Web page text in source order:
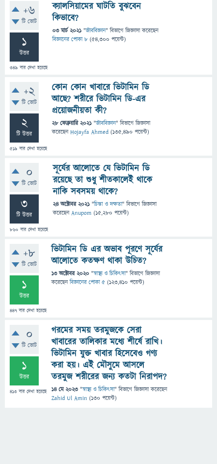
+6
টি ভোট
1
উত্তর
349 বার দেখা হয়েছে
ক্যালসিয়ামের ঘাটতি বুঝবেন
কিভাবে?
03 মার্চ 2021 "জীববিজ্ঞান" বিভাগে জিজ্ঞাসাকরেছেন
বিজ্ঞানের পোকা ৮ (54,300 পয়েন্ট)
+2
টি ভোট
2
টি উত্তর
519 বার দেখা হয়েছে
কোন কোন খাবারে ভিটামিন ডি
আছে? শরীরে ভিটামিন ডি-এর
প্রয়োজনীয়তা কী?
28 ফেব্রুয়ারি 2021 "জীববিজ্ঞান" বিভাগে জিজ্ঞাসা
করেছেনHojayfa Ahmed (135,490 পয়েন্ট)
0
টি ভোট
3
টি উত্তর
860 বার দেখা হয়েছে
সূর্যের আলোতে যে ভিটামিন ডি
রয়েছে তা শুধু শীতকালেই থাকে
নাকি সবসময় থাকে?
24 অক্টোবর 2021 "চিন্তা ও দক্ষতা" বিভাগে জিজ্ঞাসা
করেছেনAnupom (15,280 পয়েন্ট)
+8
টি ভোট
1
উত্তর
447 বার দেখা হয়েছে
ভিটামিন ডি এর অভাব পূরণে সূর্যের
আলোতে কতক্ষণ থাকা উচিত?
13 অক্টোবর 2020 "স্বাস্থ্য ও চিকিৎসা" বিভাগে জিজ্ঞাসা
করেছেনবিজ্ঞানের পোকা ৫ (123,410 পয়েন্ট)
0
টি ভোট
1
উত্তর
413 বার দেখা হয়েছে
গরমের সময় তরমুজকে সেরা
খাবারের তালিকার মধ্যে শীর্ষে রাখি।
ভিটামিন যুক্ত খাবার হিসেবেও গণ্য
করা হয়। এই মৌসুমে আসলে
তরমুজ শরীরের জন্য কতটা নিরাপদ?
14 মে 2023 "স্বাস্থ্য ও চিকিৎসা" বিভাগে জিজ্ঞাসাকরেছেন
Zahid Ul Amin (130 পয়েন্ট)